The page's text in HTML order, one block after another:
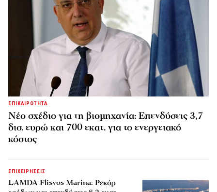
ΕΠΙΚΑΙΡΟΤΗΤΑ
Νέο σχέδιο για τη βιομηχανία: Επενδύσεις 3,7
δισ. ευρώ και 700 εκατ. για το ενεργειακό
κόστος
ΕΠΙΧΕΙΡΗΣΕΙΣ
LAMDA Flisvos Marina: Ρεκόρ